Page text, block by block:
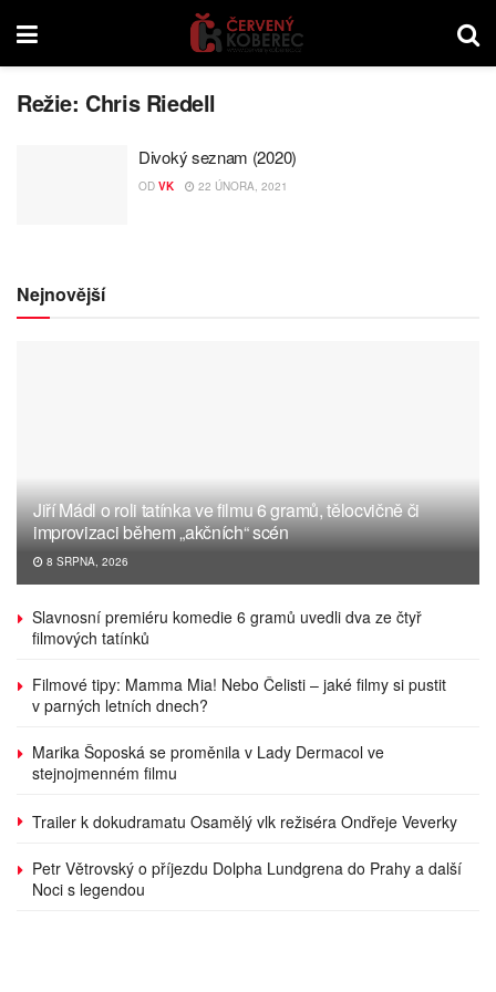
Režie: Chris Riedell
Divoký seznam (2020)
OD VK 22 ÚNORA, 2021
Nejnovější
Jiří Mádl o roli tatínka ve filmu 6 gramů, tělocvičně či
improvizaci během „akčních“ scén
8 SRPNA, 2026
Slavnosní premiéru komedie 6 gramů uvedli dva ze čtyř
filmových tatínků
Filmové tipy: Mamma Mia! Nebo Čelisti – jaké filmy si pustit
v parných letních dnech?
Marika Šoposká se proměnila v Lady Dermacol ve
stejnojmenném filmu
Trailer k dokudramatu Osamělý vlk režiséra Ondřeje Veverky
Petr Větrovský o příjezdu Dolpha Lundgrena do Prahy a další
Noci s legendou